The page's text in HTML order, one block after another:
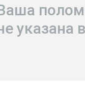
указана